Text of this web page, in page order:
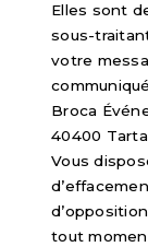
Elles sont
sous-
votre
Broca
40400
Vous
tout